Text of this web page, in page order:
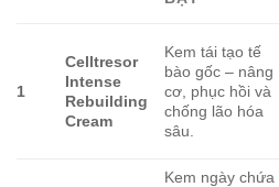
1
Celltresor
Intense
Rebuilding
Cream
Kem tái tạo tế
bào gốc – nâng
cơ, phục hồi và
chống lão hóa
sâu.
Kem ngày chứa